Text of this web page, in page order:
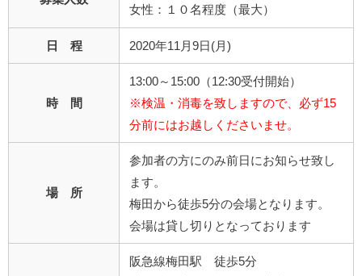
女性：１０名程度（最大）
日 程 2020年11月9日(月)
時 間
13:00～15:00（12:30受付開始）
※検温・消毒を致しますので、必ず15
分前にはお越しくださいませ。
場 所
参加者の方にのみ前日にお知らせ致し
ます。
梅田から徒歩5分の会場となります。
会場は貸し切りとなっております
阪急線梅田駅 徒歩5分